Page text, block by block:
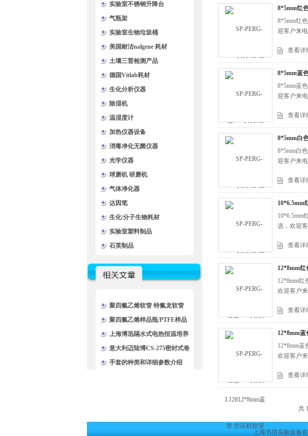
实验室不锈钢升降台
气瓶架
实验室生物垃圾桶
美国耐洁nalgene 耗材
土壤三普检测产品
德国Vitlab耗材
生化分析仪器
除湿机
温湿度计
加热仪器设备
消毒净化无菌仪器
光学仪器
球磨机 研磨机
气体净化器
达因笔
生化/分子生物耗材
实验室塑料制品
石英制品
聚四氟乙烯软管 特氟龙软管
铁氟龙管应用操作
聚四氟乙烯样品瓶/PTFE样品
瓶/特氟龙样品瓶技术文章
上海博迅隔水式电热恒温培养
箱/BG-270培养箱技术文章
意大利迈陆博CS-275密封式卷
管器/封闭式卷管器
手套的种类和详细参数介绍
8*5mm红
8*5mm红
迎客户来电
查看详
8*5mm蓝
8*5mm蓝
迎客户来电
查看详
8*5mm白
8*5mm白
迎客户来电
查看详
10*6.5mm
10*6.5mm
选，欢迎
查看详
12*8mm红
12*8mm红
欢迎客户来
查看详
12*8mm蓝
12*8mm蓝
欢迎客户来
查看详
共
上海书培实验设备